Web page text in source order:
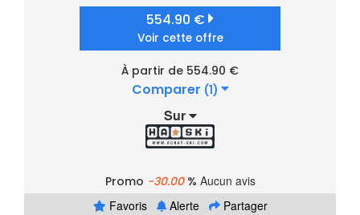
554.90 €
Voir cette offre
À partir de 554.90 €
Comparer (1)
Sur
Promo -30.00% Aucun avis
Favoris
Alerte Partager